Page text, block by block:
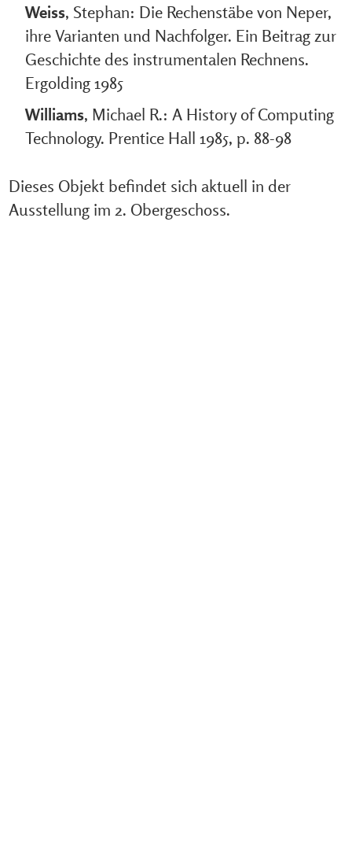
Weiss, Stephan: Die Rechenstäbe von Neper,
ihre Varianten und Nachfolger. Ein Beitrag zur
Geschichte des instrumentalen Rechnens.
Ergolding 1985
Williams, Michael R.: A History of Computing
Technology. Prentice Hall 1985, p. 88-98
Dieses Objekt befindet sich aktuell in der
Ausstellung im 2. Obergeschoss.